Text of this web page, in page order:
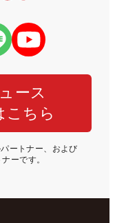
ース
こちら
ートナー、および
ーです。